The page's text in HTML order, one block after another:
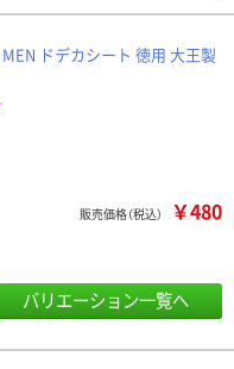
ドデカシート 徳用 大王製
販売価格（税込） ￥480
バリエーション一覧へ